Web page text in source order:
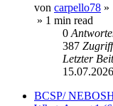
von carpello78 »
» 1 min read
0
387
Letzter
BCSP/